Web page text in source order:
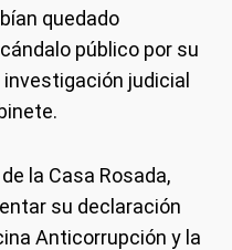
quedado
público por su
judicial
la Casa Rosada,
su declaración
Anticorrupción y la